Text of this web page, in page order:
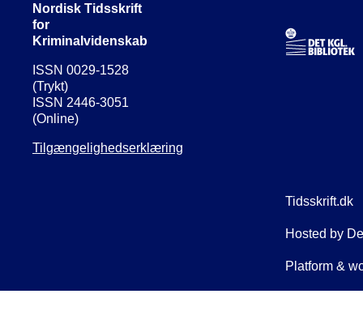
Nordisk Tidsskrift
for
Kriminalvidenskab
ISSN 0029-1528
(Trykt)
ISSN 2446-3051
(Online)
Tilgængelighedserklæring